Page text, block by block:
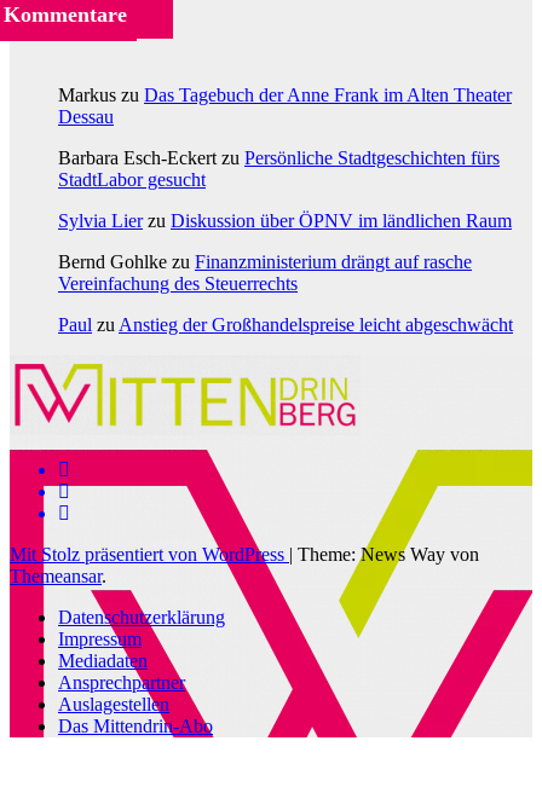
Kommentare
Markus zu Das Tagebuch der Anne Frank im Alten Theater
Dessau
Barbara Esch-Eckert zu Persönliche Stadtgeschichten fürs
StadtLabor gesucht
Sylvia Lierzu Diskussion über ÖPNV im ländlichen Raum
Bernd Gohlke zu Finanzministerium drängt auf rasche
Vereinfachung des Steuerrechts
Paul zu Anstieg der Großhandelspreise leicht abgeschwächt
Mit Stolz präsentiert von WordPress | Theme: News Way von
Themeansar.
Datenschutzerklärung
Impressum
Mediadaten
Ansprechpartner
Auslagestellen
Das Mittendrin-Abo